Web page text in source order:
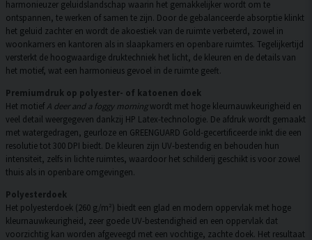
harmonieuzer geluidslandschap waarin het gemakkelijker wordt om te
ontspannen, te werken of samen te zijn. Door de gebalanceerde absorptie klinkt
het geluid zachter en wordt de akoestiek van de ruimte verbeterd, zowel in
woonkamers en kantoren als in slaapkamers en openbare ruimtes. Tegelijkertijd
versterkt de hoogwaardige druktechniek het licht, de kleuren en de details van
het motief, wat een harmonieus gevoel in de ruimte geeft.
Premiumdruk op polyester- of katoenen doek
Het motiefA deer and a foggy morningwordt met hoge kleurnauwkeurigheid en
veel detail weergegeven dankzij HP Latex-technologie. De afdruk wordt gemaakt
met watergedragen, geurloze en GREENGUARD Gold-gecertificeerde inkt die een
resolutie tot 300 DPI biedt. De kleuren zijn UV-bestendig en behouden hun
intensiteit, zelfs in lichte ruimtes, waardoor het schilderij geschikt is voor zowel
thuis als in openbare omgevingen.
Polyesterdoek
Het polyesterdoek (260 g/m²) biedt een glad en modern oppervlak met hoge
kleurnauwkeurigheid, zeer goede UV-bestendigheid en een oppervlak dat
voorzichtig kan worden afgeveegd met een vochtige, zachte doek. Het resultaat